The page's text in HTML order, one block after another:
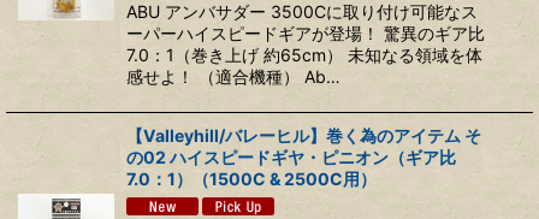
ABU アンバサダー 3500Cに取り付け可能なス
ーパーハイスピードギアが登場！ 驚異のギア比
7.0：1（巻き上げ 約65cm） 未知なる領域を体
感せよ！ （適合機種） Ab…
【Valleyhill/バレーヒル】巻く為のアイテム そ
の02 ハイスピードギヤ・ピニオン（ギア比
7.0：1）（1500C & 2500C用）